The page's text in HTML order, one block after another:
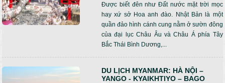
Được biết đên như Đất nước mặt trời mọc
hay xứ sở Hoa anh đào. Nhật Bản là một
quần đảo hình cánh cung nằm ở sườn đông
của đại lục Châu Âu và Châu Á phía Tây
Bắc Thái Bình Dương,...
DU LỊCH MYANMAR: HÀ NỘI –
YANGO - KYAIKHTIYO – BAGO